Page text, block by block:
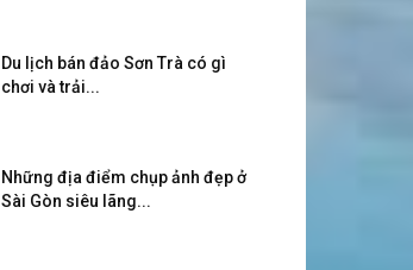
Du lịch bán đảo Sơn Trà có gì
chơi và trải...
Những địa điểm chụp ảnh đẹp ở
Sài Gòn siêu lãng...